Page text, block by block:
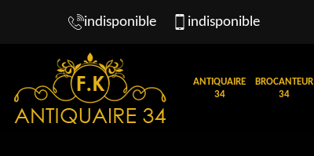
indisponible indisponible
ANTIQUAIRE
34
BROCANTEUR
34